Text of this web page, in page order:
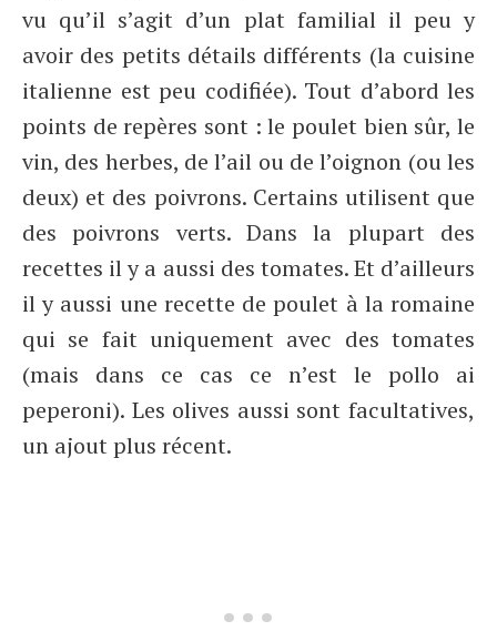
vu qu’il s’agit d’un plat familial il peu y
avoir des petits détails différents (la cuisine
italienne est peu codifiée). Tout d’abord les
points de repères sont : le poulet bien sûr, le
vin, des herbes, de l’ail ou de l’oignon (ou les
deux) et des poivrons. Certains utilisent que
des poivrons verts. Dans la plupart des
recettes il y a aussi des tomates. Et d’ailleurs
il y aussi une recette de poulet à la romaine
qui se fait uniquement avec des tomates
(mais dans ce cas ce n’est le pollo ai
peperoni). Les olives aussi sont facultatives,
un ajout plus récent.